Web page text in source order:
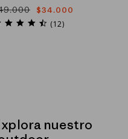
$34.000
4.6
(12)
nuestro